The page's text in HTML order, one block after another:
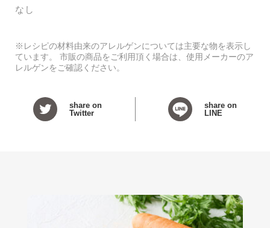
なし
※レシピの材料由来のアレルゲンについては主要な物を表示し
ています。 市販の商品をご利用頂く場合は、使用メーカーのア
レルゲンをご確認ください。
share on
Twitter
share on
LINE